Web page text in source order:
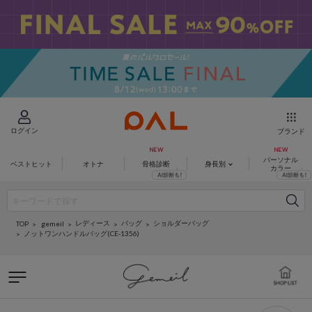
ログイン ブランド
ベストヒット オトナ 骨格診断 身長別
パーソナル
カラー
TOP gemeil レディース バッグ
ショルダーバッグ
ノットワンハンドルバッグ(CE-1356)